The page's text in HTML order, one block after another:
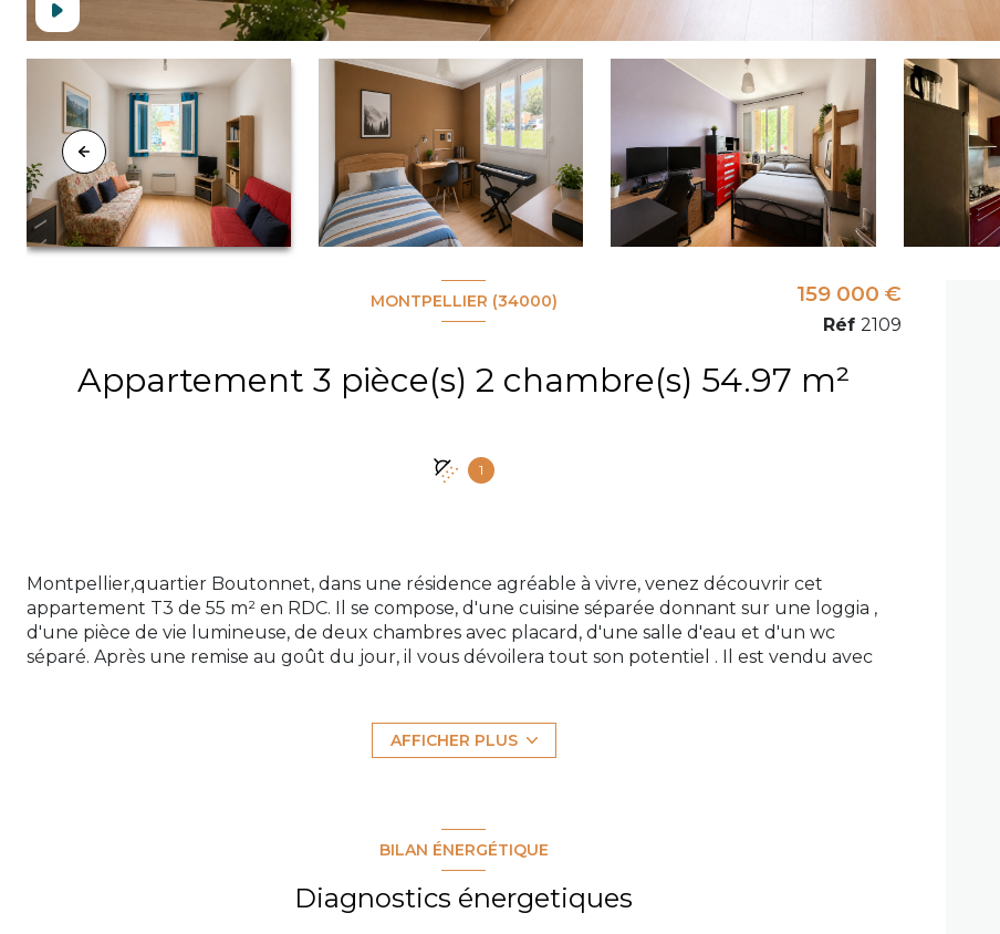
MONTPELLIER (34000)
Appartement 3 pièce(s) 2 chambre(s) 54.97 m²
1
159 000 €
Réf 2109
Montpellier,quartier Boutonnet, dans une résidence agréable à vivre, venez découvrir cet
appartement T3 de 55 m² en RDC. Il se compose, d'une cuisine séparée donnant sur une loggia ,
d'une pièce de vie lumineuse, de deux chambres avec placard, d'une salle d'eau et d'un wc
séparé. Après une remise au goût du jour, il vous dévoilera tout son potentiel . Il est vendu avec
gardien . Pour plus d'information, appelez Sandrine au 0635101348, conseillère immobilier
Quadrimm inscrite au RSAC de Montpellier sous le numéro 8316677936. Les informations sur les
AFFICHER PLUS
BILAN ÉNERGÉTIQUE
Diagnostics énergetiques